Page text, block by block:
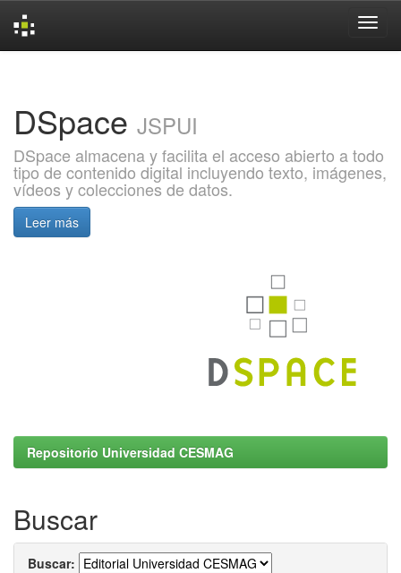
DSpace JSPUI
DSpace almacena y facilita el acceso abierto a todo
tipo de contenido digital incluyendo texto, imágenes,
vídeos y colecciones de datos.
Leer más
Repositorio Universidad CESMAG
Buscar
Buscar: